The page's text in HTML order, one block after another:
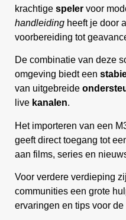
krachtige speler voor
handleiding heeft je door
voorbereiding tot
De combinatie van deze
omgeving biedt een
van uitgebreide
live kanalen.
Het importeren van een
geeft direct toegang tot
aan films, series en
Voor verdere verdieping
communities een grote
ervaringen en tips voor de